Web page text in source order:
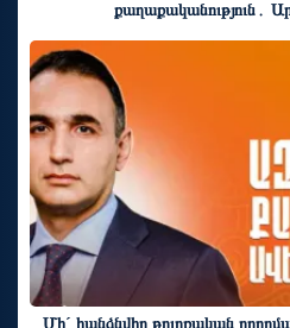
քաղաքականություն․
Մի´ հանձնվիր թուրքական